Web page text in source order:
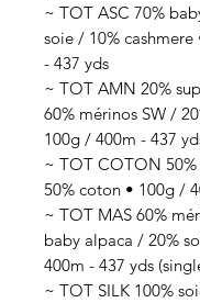
~ TOT ASC 70%
soie / 10%
- 437 yds
~ TOT AMN 20%
60% mérinos SW /
100g / 400m - 437
~ TOT COTON
50% coton • 100g /
~ TOT MAS 60%
baby alpaca / 20%
400m - 437 yds
~ TOT SILK 100%